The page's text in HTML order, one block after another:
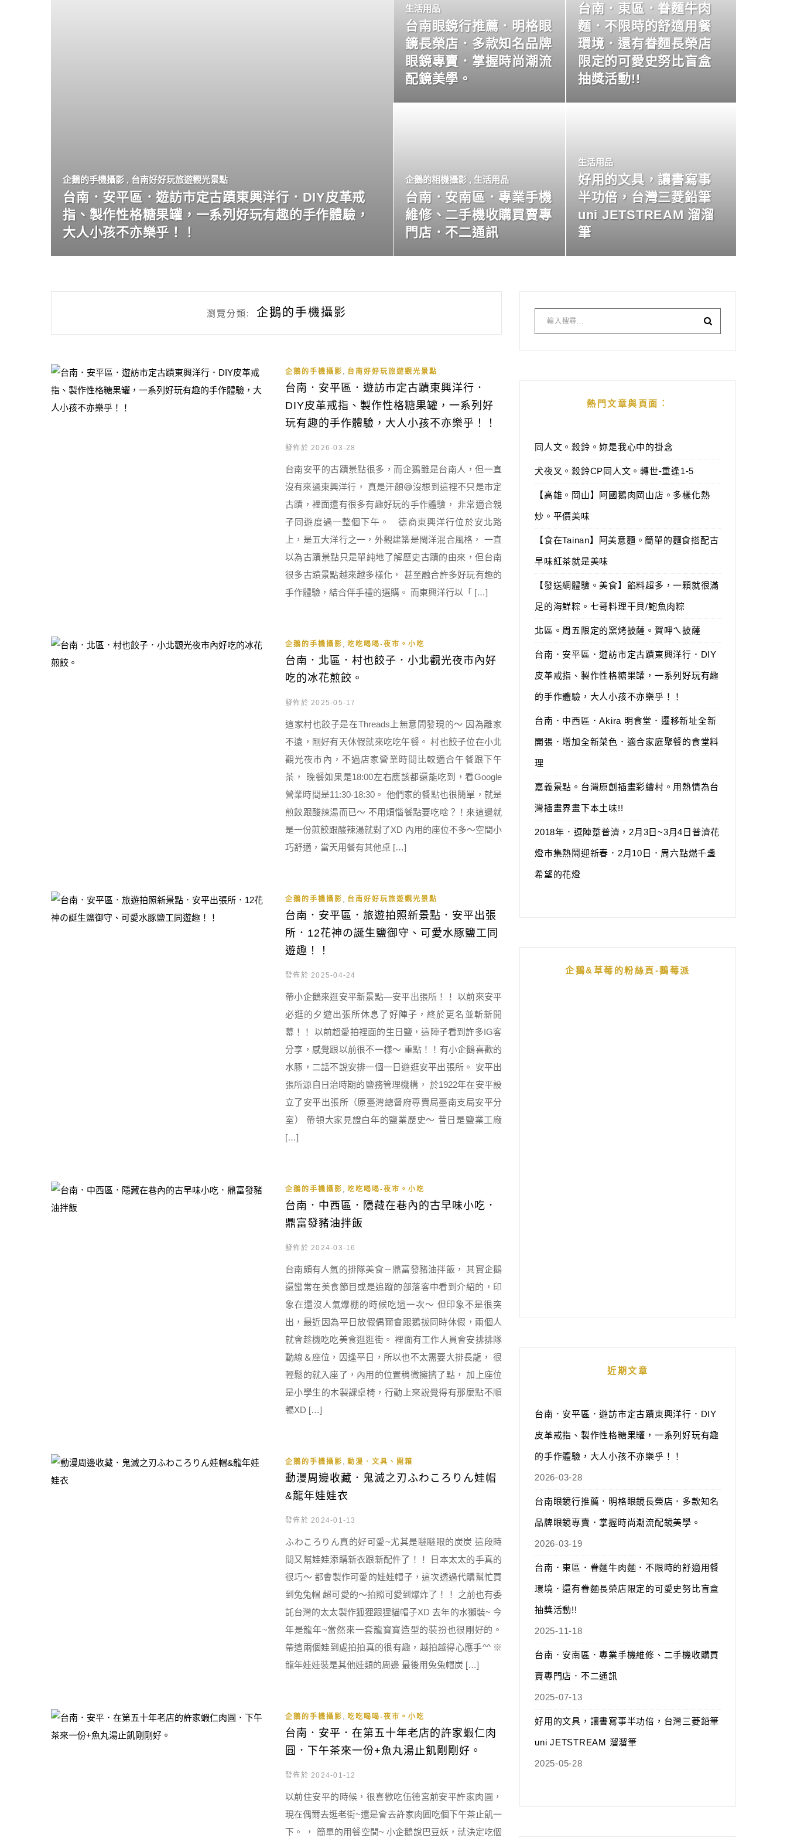
企鵝的手機攝影 , 台南好好玩旅遊觀光景點
台南．安平區．遊訪市定古蹟東興洋行．DIY皮革戒
指、製作性格糖果罐，一系列好玩有趣的手作體驗，
大人小孩不亦樂乎！！
生活用品
台南眼鏡行推薦．明格眼
鏡長榮店．多款知名品牌
眼鏡專賣．掌握時尚潮流
配鏡美學。
台南．東區．眷麵牛肉
麵．不限時的舒適用餐
環境．還有眷麵長榮店
限定的可愛史努比盲盒
抽獎活動!!
企鵝的相機攝影 , 生活用品
台南．安南區．專業手機
維修、二手機收購買賣專
門店．不二通訊
生活用品
好用的文具，讓書寫事
半功倍，台灣三菱鉛筆
uni JETSTREAM 溜溜
筆
瀏覽分類: 企鵝的手機攝影
企鵝的手機攝影 台南好好玩旅遊觀光景點
台南．安平區．遊訪市定古蹟東興洋行．
DIY皮革戒指、製作性格糖果罐，一系列好
玩有趣的手作體驗，大人小孩不亦樂乎！！
發佈於 2026-03-28
台南安平的古蹟景點很多，而企鵝雖是台南人，但一直
沒有來過東興洋行， 真是汗顏😅沒想到這裡不只是市定
古蹟，裡面還有很多有趣好玩的手作體驗， 非常適合親
子同遊度過一整個下午。 德商東興洋行位於安北路
上，是五大洋行之一，外觀建築是閩洋混合風格， 一直
以為古蹟景點只是單純地了解歷史古蹟的由來，但台南
很多古蹟景點越來越多樣化， 甚至融合許多好玩有趣的
手作體驗，結合伴手禮的選購。 而東興洋行以「 […]
企鵝的手機攝影 吃吃喝喝-夜市。小吃
台南．北區．村也餃子．小北觀光夜市內好
吃的冰花煎餃。
發佈於 2025-05-17
這家村也餃子是在Threads上無意間發現的～ 因為離家
不遠，剛好有天休假就來吃吃午餐。 村也餃子位在小北
觀光夜市內，不過店家營業時間比較適合午餐跟下午
茶， 晚餐如果是18:00左右應該都還能吃到，看Google
營業時間是11:30-18:30。 他們家的餐點也很簡單，就是
煎餃跟酸辣湯而已～ 不用煩惱餐點要吃啥？！來這邊就
是一份煎餃跟酸辣湯就對了XD 內用的座位不多～空間小
巧舒適，當天用餐有其他桌 […]
企鵝的手機攝影 台南好好玩旅遊觀光景點
台南．安平區．旅遊拍照新景點．安平出張
所．12花神の誕生鹽御守、可愛水豚鹽工同
遊趣！！
發佈於 2025-04-24
帶小企鵝來逛安平新景點—安平出張所！！ 以前來安平
必逛的夕遊出張所休息了好陣子，終於更名並斬新開
幕！！ 以前超愛拍裡面的生日鹽，這陣子看到許多IG客
分享，感覺跟以前很不一樣～ 重點！！有小企鵝喜歡的
水豚，二話不說安排一個一日遊逛安平出張所。 安平出
張所源自日治時期的鹽務管理機構， 於1922年在安平設
立了安平出張所（原臺灣總督府專賣局臺南支局安平分
室） 帶領大家見證白年的鹽業歷史～ 昔日是鹽業工廠
[…]
企鵝的手機攝影 吃吃喝喝-夜市。小吃
台南．中西區．隱藏在巷內的古早味小吃．
鼎富發豬油拌飯
發佈於 2024-03-16
台南頗有人氣的排隊美食－鼎富發豬油拌飯， 其實企鵝
還蠻常在美食節目或是追蹤的部落客中看到介紹的，印
象在還沒人氣爆棚的時候吃過一次～ 但印象不是很突
出，最近因為平日放假偶爾會跟鵝拔同時休假，兩個人
就會趁機吃吃美食逛逛街。 裡面有工作人員會安排排隊
動線＆座位，因逢平日，所以也不太需要大排長龍， 很
輕鬆的就入座了，內用的位置稍微擁擠了點， 加上座位
是小學生的木製課桌椅，行動上來說覺得有那麼點不順
暢XD […]
企鵝的手機攝影 動漫．文具、開箱
動漫周邊收藏．鬼滅之刃ふわころりん娃帽
&龍年娃娃衣
發佈於 2024-01-13
ふわころりん真的好可愛~尤其是瞇瞇眼的炭炭 這段時
間又幫娃娃添購新衣跟新配件了！！ 日本太太的手真的
很巧～ 都會製作可愛的娃娃帽子，這次透過代購幫忙買
到兔兔帽 超可愛的～拍照可愛到爆炸了！！ 之前也有委
託台灣的太太製作狐狸跟狸貓帽子XD 去年的水獺裝~ 今
年是龍年~當然來一套龍寶寶造型的裝扮也很剛好的。
帶這兩個娃到處拍拍真的很有趣，越拍越得心應手^^ ※
龍年娃娃裝是其他娃類的周邊 最後用兔兔帽炭 […]
企鵝的手機攝影 吃吃喝喝-夜市。小吃
台南．安平．在第五十年老店的許家蝦仁肉
圓．下午茶來一份+魚丸湯止飢剛剛好。
發佈於 2024-01-12
以前住安平的時候，很喜歡吃伍德宮前安平許家肉圓，
現在偶爾去逛老街~還是會去許家肉圓吃個下午茶止飢一
下。 ， 簡單的用餐空間~ 小企鵝說巴豆妖，就決定吃個
熱門文章與頁面︰
同人文。殺鈴。妳是我心中的掛念
犬夜叉。殺鈴CP同人文。轉世-重逢1-5
【高雄。岡山】阿國鵝肉岡山店。多樣化熱
炒。平價美味
【食在Tainan】阿美意麵。簡單的麵食搭配古
早味紅茶就是美味
【發送網體驗。美食】餡料超多，一顆就很滿
足的海鮮粽。七哥料理干貝/鮑魚肉粽
北區。周五限定的窯烤披薩。賀呷ㄟ披薩
台南．安平區．遊訪市定古蹟東興洋行．DIY
皮革戒指、製作性格糖果罐，一系列好玩有趣
的手作體驗，大人小孩不亦樂乎！！
台南．中西區．Akira 明食堂．遷移新址全新
開張．增加全新菜色．適合家庭聚餐的食堂料
理
嘉義景點。台灣原創插畫彩繪村。用熱情為台
灣插畫界畫下本土味!!
2018年．逗陣踅普濟，2月3日~3月4日普濟花
燈市集熱鬧迎新春．2月10日．周六點燃千盞
希望的花燈
企鵝&草莓的粉絲頁-鵝莓派
近期文章
台南．安平區．遊訪市定古蹟東興洋行．DIY
皮革戒指、製作性格糖果罐，一系列好玩有趣
的手作體驗，大人小孩不亦樂乎！！
2026-03-28
台南眼鏡行推薦．明格眼鏡長榮店．多款知名
品牌眼鏡專賣．掌握時尚潮流配鏡美學。
2026-03-19
台南．東區．眷麵牛肉麵．不限時的舒適用餐
環境．還有眷麵長榮店限定的可愛史努比盲盒
抽獎活動!!
2025-11-18
台南．安南區．專業手機維修、二手機收購買
賣專門店．不二通訊
2025-07-13
好用的文具，讓書寫事半功倍，台灣三菱鉛筆
uni JETSTREAM 溜溜筆
2025-05-28